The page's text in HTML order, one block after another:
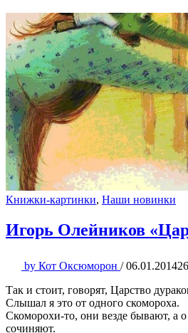
Книжки-картинки, Наши новинки
Игорь Олейников
by Кот Оксюморон / 06.01.2014
Так и стоит, говорят, Царство
Слышал я это от одного скомороха.
Скоморохи-то, они везде бывают, а
сочиняют.